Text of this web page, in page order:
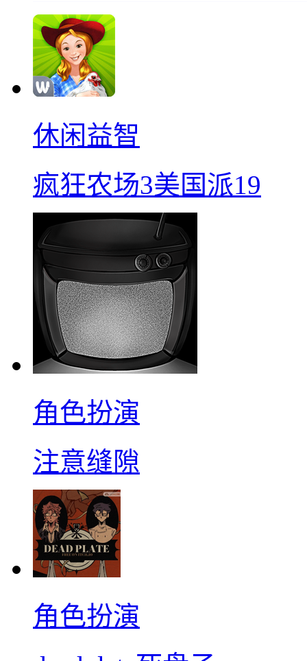
休闲益智
疯狂农场3美国派19
角色扮演
注意缝隙
角色扮演